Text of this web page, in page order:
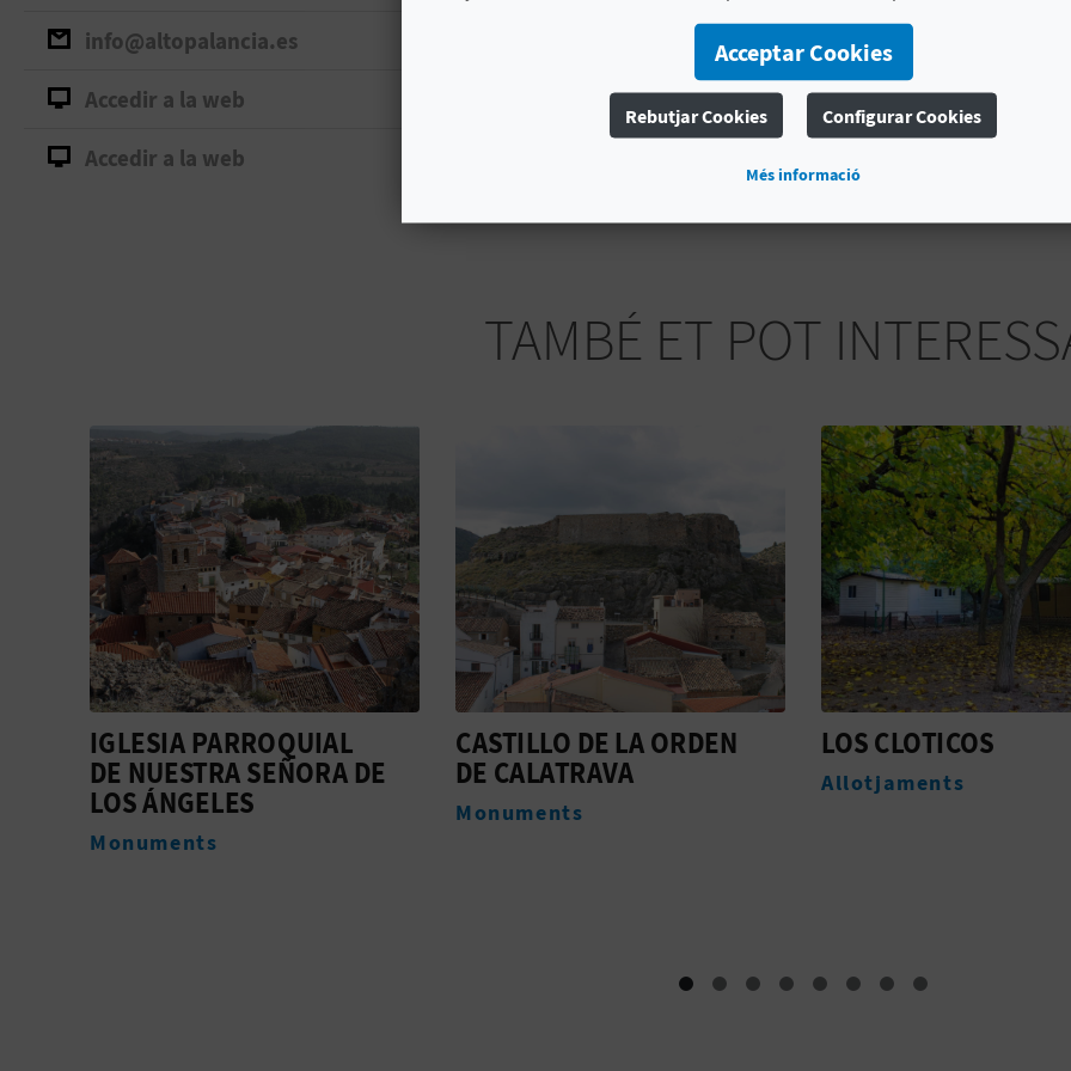
info@altopalancia.es
Accedir a la web
Accedir a la web
L'Aqüeducte dels Arcs és una parada imprescindible
element clau per a comprendre el seu passat… i
TAMBÉ ET POT
CASTILLO DE LA ORDEN
DE CALATRAVA
Monuments
LOS CLOTICOS
Allotjaments
TOURIST INFO BEJÍS
Oficines de Turisme
Acceptar Cookies
Rebutjar Cookies Configurar Cookies
Més informació